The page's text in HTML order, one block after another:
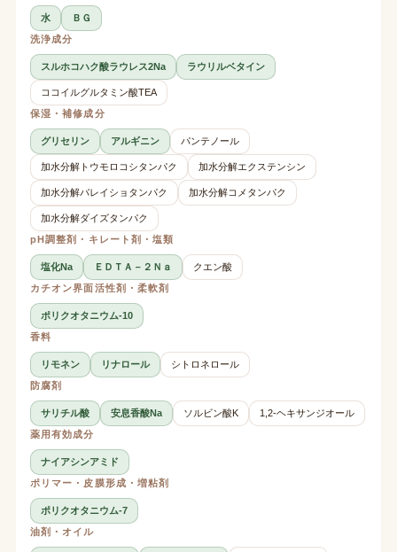
水
ＢＧ
洗浄成分
スルホコハク酸ラウレス2Na ラウリルベタイン
ココイルグルタミン酸TEA
保湿・補修成分
グリセリン アルギニン パンテノール
加水分解トウモロコシタンパク 加水分解エクステンシン
加水分解バレイショタンパク 加水分解コメタンパク
加水分解ダイズタンパク
pH調整剤・キレート剤・塩類
塩化Na ＥＤＴＡ－２Ｎａ
クエン酸
カチオン界面活性剤・柔軟剤
ポリクオタニウム-10
香料
リモネン リナロール
シトロネロール
防腐剤
サリチル酸 安息香酸Na ソルビン酸K
1,2-ヘキサンジオール
薬用有効成分
ナイアシンアミド
ポリマー・皮膜形成・増粘剤
ポリクオタニウム-7
油剤・オイル